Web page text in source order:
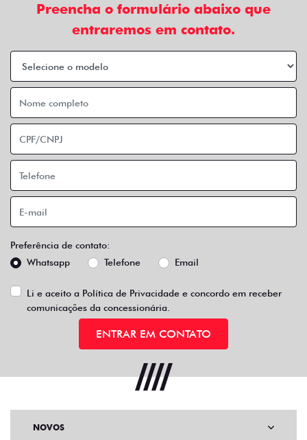
Preencha o formulário abaixo que
entraremos em contato.
Preferência de contato:
Whatsapp
Telefone Email
Li e aceito a Política de Privacidade e concordo em receber
comunicações da concessionária.
ENTRAR EM CONTATO
NOVOS